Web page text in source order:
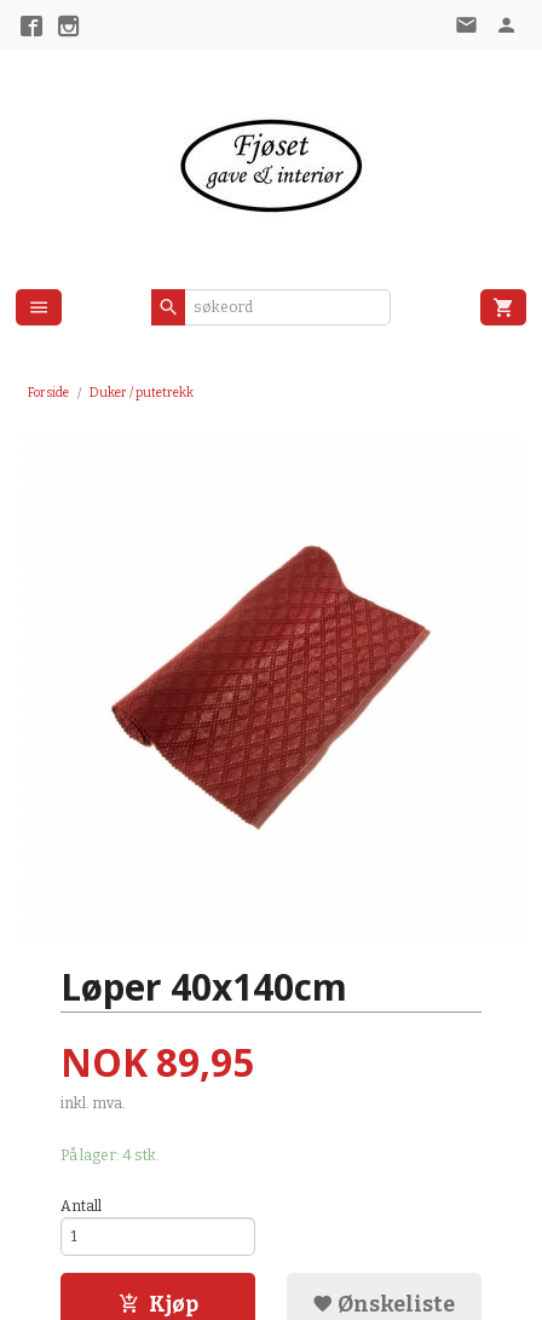
Forside Duker / putetrekk
Løper 40x140cm
Pris
NOK89,95
inkl. mva.
På lager: 4 stk.
Antall
Kjøp Ønskeliste